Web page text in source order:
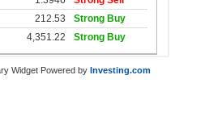
Widget Powered by Investing.com